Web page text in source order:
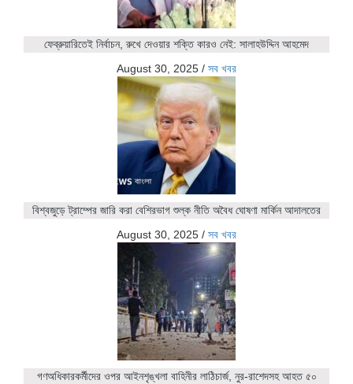
ফেব্রুয়ারিতেই নির্বাচন, রুখে দেওয়ার শক্তি কারও নেই: সালাহউদ্দিন আহমেদ
August 30, 2025 / সব খবর
বিশ্বজুড়ে ট্রাম্পের জারি করা বেশিরভাগ শুল্ক নীতি অবৈধ ঘোষণা মার্কিন আদালতের
August 30, 2025 / সব খবর
গণঅধিকারকর্মীদের ওপর আইনশৃঙ্খলা বাহিনীর লাঠিচার্জ, নুর-রাশেদসহ আহত ৫০